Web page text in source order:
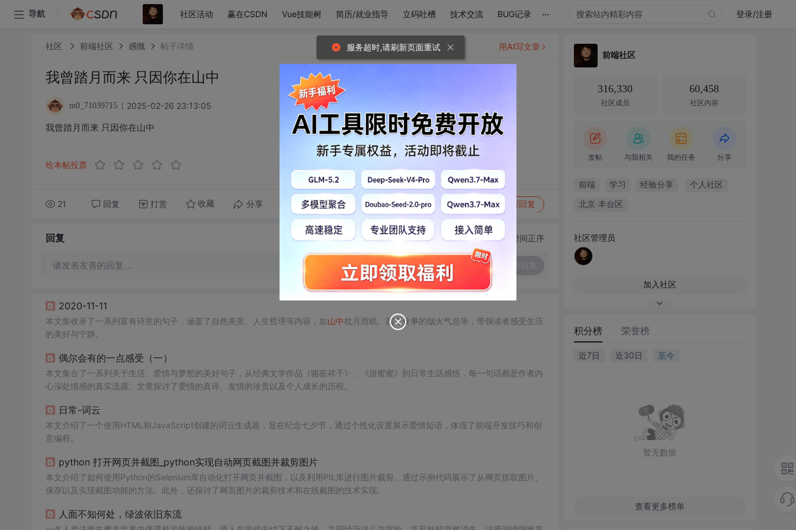
导航 社区活动 赢在CSDN Vue技能树 简历/就业指导 立码吐槽 技术交流 BUG记录 ... 登录/注册
社区 前端社区 感慨 帖子详情
我曾踏月而来 只因你在山中
m0_71039715 2025-02-26 23:13:05
我曾踏月而来 只因你在山中
给本帖投票
21 回复 打赏 收藏 分享 转发到动态 举报 写回复
用AI写文章
回复 切换为时间正序
请发表友善的回复…
2020-11-11
本文集收录了一系列富有诗意的句子，涵盖了自然美景、人生哲理等内容，如山中枕月而眠、四方食事的烟火气息等，带领读者感受生活
的美好与宁静。
偶尔会有的一点感受（一）
本文集合了一系列关于生活、爱情与梦想的美好句子，从经典文学作品《骆驼祥子》、《甜蜜蜜》到日常生活感悟，每一句话都是作者内
心深处情感的真实流露。文章探讨了爱情的真谛、友情的珍贵以及个人成长的历程。
日常-词云
本文介绍了一个使用HTML和JavaScript创建的词云生成器，旨在纪念七夕节，通过个性化设置展示爱情短语，体现了前端开发技巧和创
意编程。
python 打开网页并截图_python实现自动网页截图并裁剪图片
本文介绍了如何使用Python的Selenium库自动化打开网页并截图，以及利用PIL库进行图片裁剪。通过示例代码展示了从网页抓取图片、
保存以及实现截图功能的方法。此外，还探讨了网页图片的裁剪技术和在线截图的技术实现。
人面不知何处，绿波依旧东流
前端社区
316,330
社区成员
60,458
社区内容
发帖 与我相关 我的任务 分享
前端 学习 经验分享 个人社区
北京·丰台区
社区管理员
加入社区
积分榜 荣誉榜
近7日 近30日 至今
暂无数据
查看更多榜单
服务超时,请刷新页面重试